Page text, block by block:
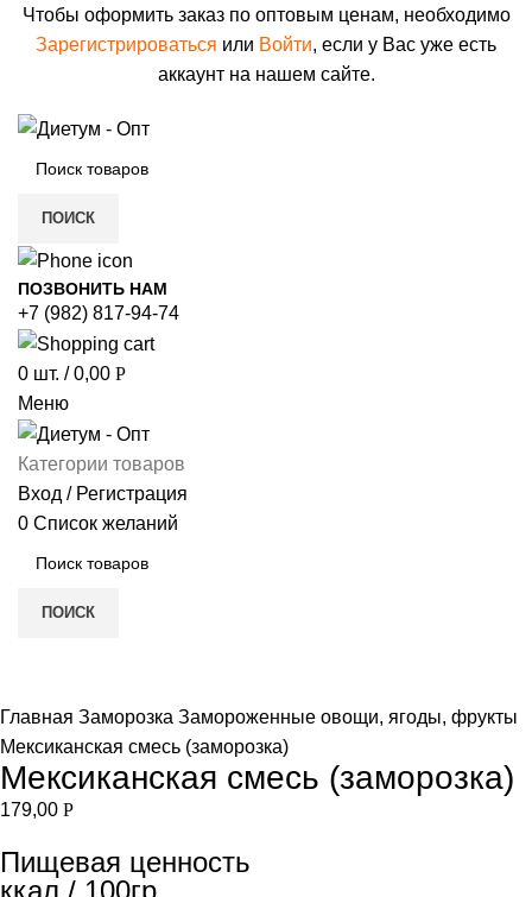
Чтобы оформить заказ по оптовым ценам, необходимо
Зарегистрироваться или Войти, если у Вас уже есть
аккаунт на нашем сайте.
ПОИСК
ПОЗВОНИТЬ НАМ
+7 (982) 817-94-74
0 шт. / 0,00 Р
Меню
Категории товаров
Вход / Регистрация
0 Список желаний
ПОИСК
Главная Заморозка Замороженные овощи, ягоды, фрукты
Мексиканская смесь (заморозка)
Мексиканская смесь (заморозка)
179,00 Р
Пищевая ценность
ккал / 100гр